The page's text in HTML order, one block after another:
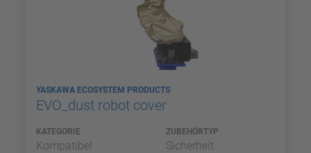
YASKAWA ECOSYSTEM PRODUCTS
EVO_dust robot cover
KATEGORIE
Kompatibel
ZUBEHÖRTYP
Sicherheit